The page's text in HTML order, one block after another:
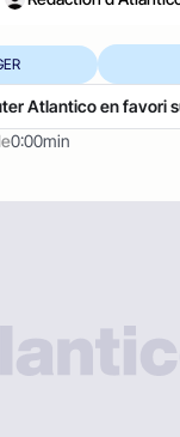
0:00min
Atlantico en favori